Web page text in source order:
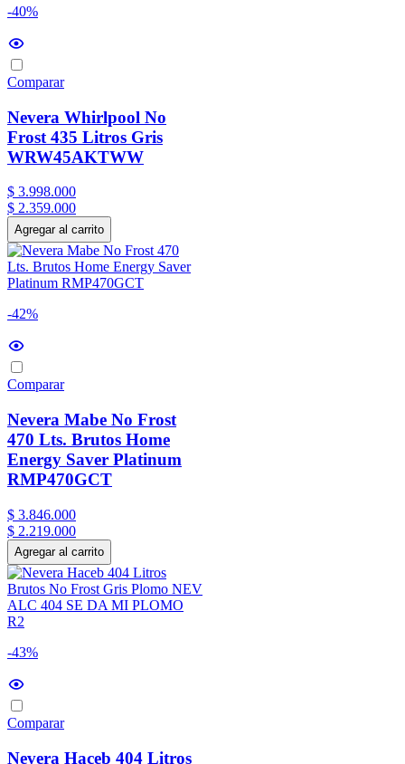
-40%
Comparar
Nevera Whirlpool No
Frost 435 Litros Gris
WRW45AKTWW
$ 3.998.000
$ 2.359.000
Agregar al carrito
-42%
Comparar
Nevera Mabe No Frost
470 Lts. Brutos Home
Energy Saver Platinum
RMP470GCT
$ 3.846.000
$ 2.219.000
Agregar al carrito
-43%
Comparar
Nevera Haceb 404 Litros